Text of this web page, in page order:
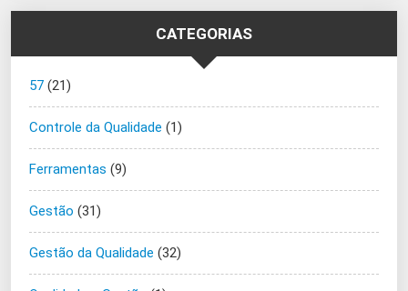
CATEGORIAS
57 (21)
Controle da Qualidade (1)
Ferramentas (9)
Gestão (31)
Gestão da Qualidade (32)